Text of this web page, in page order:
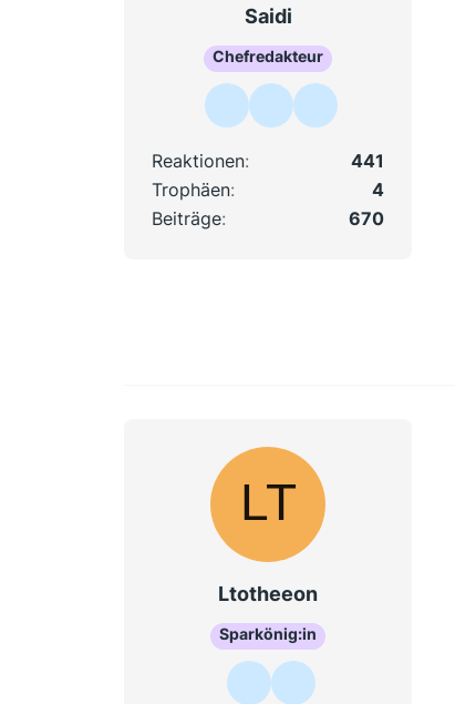
Saidi
Chefredakteur
Reaktionen
441
Trophäen
4
Beiträge
670
Ltotheeon
Sparkönig:in